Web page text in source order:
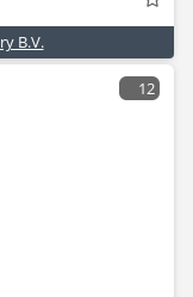
B.V.
12